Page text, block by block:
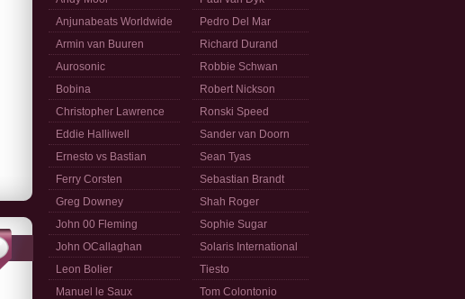
Anjunabeats Worldwide
Armin van Buuren
Aurosonic
Bobina
Christopher Lawrence
Eddie Halliwell
Ernesto vs Bastian
Ferry Corsten
Greg Downey
John 00 Fleming
John OCallaghan
Leon Bolier
Manuel le Saux
Pedro Del Mar
Richard Durand
Robbie Schwan
Robert Nickson
Ronski Speed
Sander van Doorn
Sean Tyas
Sebastian Brandt
Shah Roger
Sophie Sugar
Solaris International
Tiesto
Tom Colontonio